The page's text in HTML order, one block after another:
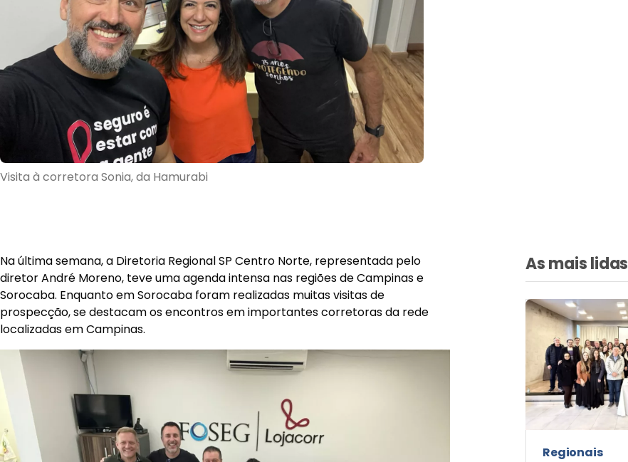
Visita à corretora Sonia, da Hamurabi
Na última semana, a Diretoria Regional SP Centro Norte, representada pelo
diretor André Moreno, teve uma agenda intensa nas regiões de Campinas e
Sorocaba. Enquanto em Sorocaba foram realizadas muitas visitas de
prospecção, se destacam os encontros em importantes corretoras da rede
localizadas em Campinas.
As mais lidas
Regionais